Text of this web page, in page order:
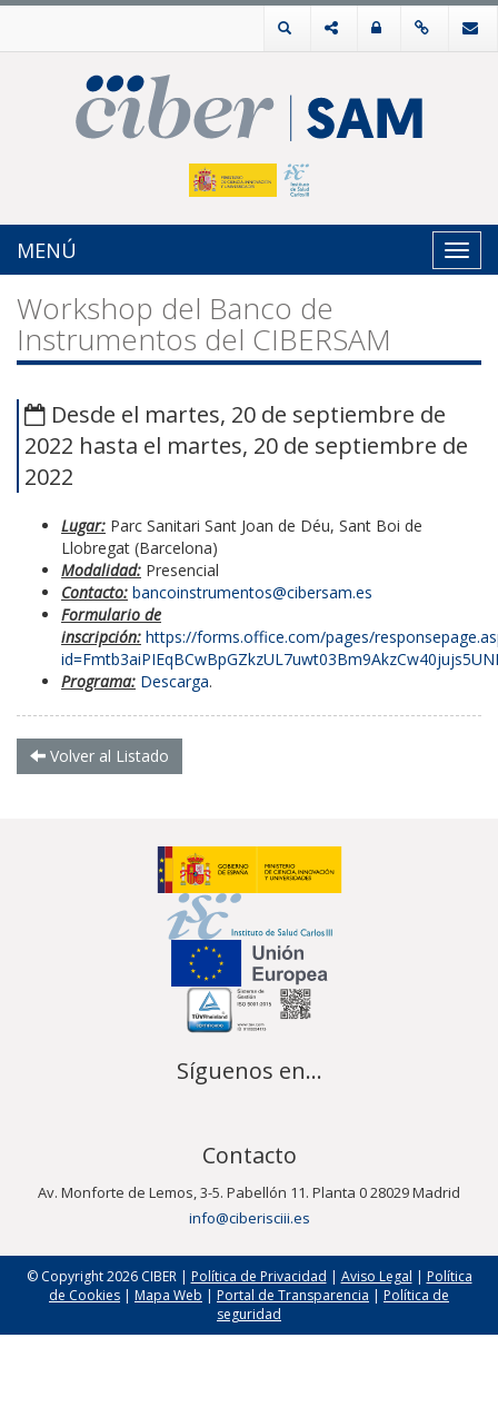
MENÚ
Workshop del Banco de
Instrumentos del CIBERSAM
Desde el martes, 20 de septiembre de
2022 hasta el martes, 20 de septiembre de
2022
Lugar: Parc Sanitari Sant Joan de Déu, Sant Boi de
Llobregat (Barcelona)
Modalidad: Presencial
Contacto: bancoinstrumentos@cibersam.es
Formulario de
inscripción: https://forms.office.com/pages/
Programa: Descarga.
Volver al Listado
Síguenos en...
Contacto
Av. Monforte de Lemos, 3-5. Pabellón 11. Planta 0 28029 Madrid
info@ciberisciii.es
© Copyright 2026 CIBER | Política de Privacidad | Aviso Legal | Política
de Cookies | Mapa Web | Portal de Transparencia | Política de
seguridad